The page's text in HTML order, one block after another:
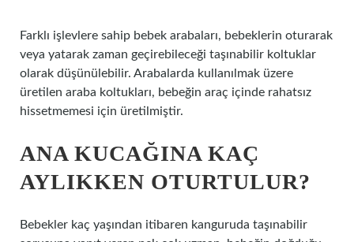
Farklı işlevlere sahip bebek arabaları, bebeklerin oturarak
veya yatarak zaman geçirebileceği taşınabilir koltuklar
olarak düşünülebilir. Arabalarda kullanılmak üzere
üretilen araba koltukları, bebeğin araç içinde rahatsız
hissetmemesi için üretilmiştir.
ANA KUCAĞINA KAÇ
AYLIKKEN OTURTULUR?
Bebekler kaç yaşından itibaren kanguruda taşınabilir